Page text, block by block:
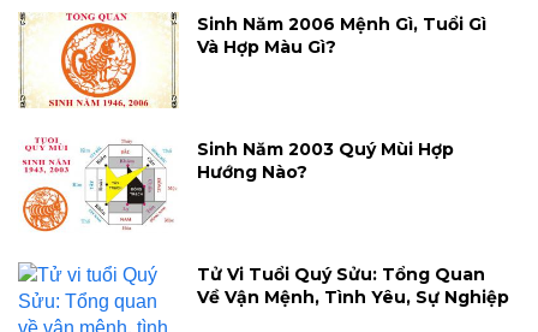
Sinh Năm 2006 Mệnh Gì, Tuổi Gì
Và Hợp Màu Gì?
Sinh Năm 2003 Quý Mùi Hợp
Hướng Nào?
Tử Vi Tuổi Quý Sửu: Tổng Quan
Về Vận Mệnh, Tình Yêu, Sự Nghiệp